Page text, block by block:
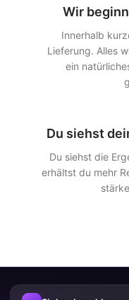
Stunden mit der
innerhalb von 24–72
Statistiken. Egal, ob du
kaufst oder Spotify-
schnelle und effiziente
Dienstleistungen und
Mehr
in den sozialen
Wir
Innerhalb
Lieferung. Alles
ein
Du siehst
Du siehst die
erhältst du mehr